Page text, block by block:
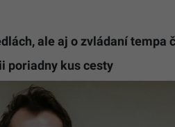
ale aj o zvládaní tempa
poriadny kus cesty